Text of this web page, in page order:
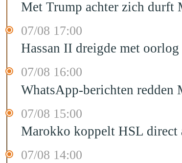
Met Trump achter zich durft
07/08 17:00
Hassan II dreigde met
07/08 16:00
WhatsApp-berichten redden
07/08 15:00
Marokko koppelt HSL direct
07/08 14:00